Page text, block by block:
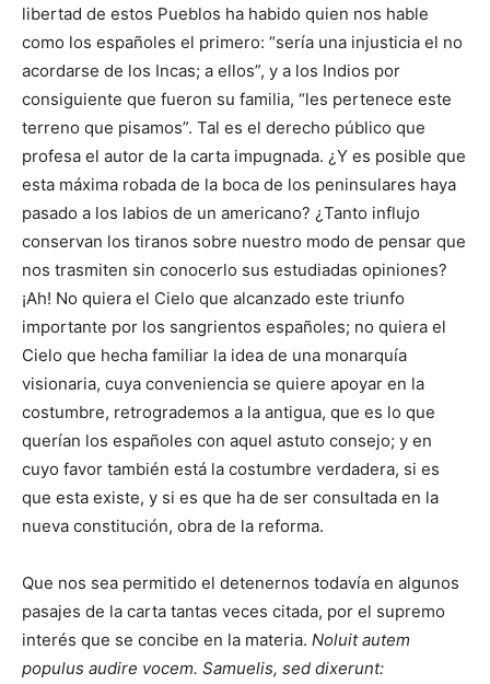
libertad de estos Pueblos ha habido quien nos hable
como los españoles el primero: “sería una injusticia el no
acordarse de los Incas; a ellos”, y a los Indios por
consiguiente que fueron su familia, “les pertenece este
terreno que pisamos”. Tal es el derecho público que
profesa el autor de la carta impugnada. ¿Y es posible que
esta máxima robada de la boca de los peninsulares haya
pasado a los labios de un americano? ¿Tanto influjo
conservan los tiranos sobre nuestro modo de pensar que
nos trasmiten sin conocerlo sus estudiadas opiniones?
¡Ah! No quiera el Cielo que alcanzado este triunfo
importante por los sangrientos españoles; no quiera el
Cielo que hecha familiar la idea de una monarquía
visionaria, cuya conveniencia se quiere apoyar en la
costumbre, retrogrademos a la antigua, que es lo que
querían los españoles con aquel astuto consejo; y en
cuyo favor también está la costumbre verdadera, si es
que esta existe, y si es que ha de ser consultada en la
nueva constitución, obra de la reforma.
Que nos sea permitido el detenernos todavía en algunos
pasajes de la carta tantas veces citada, por el supremo
interés que se concibe en la materia. Noluit autem
populus audire vocem. Samuelis, sed dixerunt: